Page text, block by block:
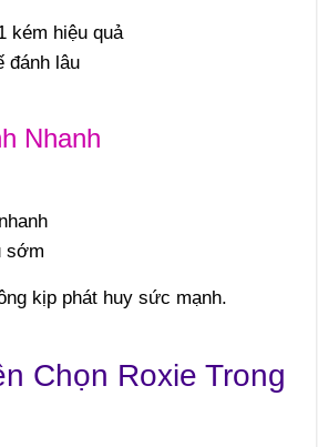
kém hiệu quả
đánh lâu
Nhanh
sớm
kịp phát huy sức mạnh.
Chọn Roxie Trong